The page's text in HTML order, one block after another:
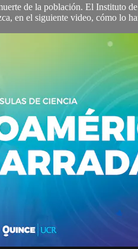
de la población. El Instituto
en el siguiente video, cómo lo